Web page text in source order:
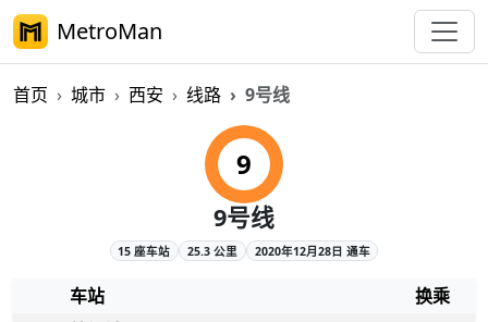
MetroMan
首页 城市 西安 线路 9号线
西安地铁9号线概览
9
9号线
15 座车站 25.3 公里 2020年12月28日 通车
车站
换乘